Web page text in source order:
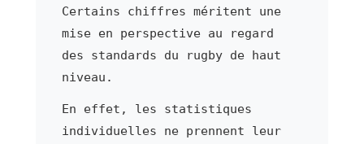
Certains chiffres méritent une
mise en perspective au regard
des standards du rugby de haut
niveau.
En effet, les statistiques
individuelles ne prennent leur